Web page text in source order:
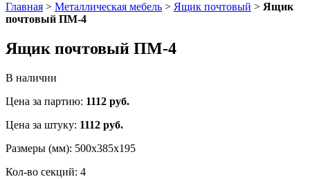
Главная > Металлическая мебель > Ящик почтовый > Ящик
почтовый ПМ-4
Ящик почтовый ПМ-4
В наличии
Цена за партию: 1112 руб.
Цена за штуку: 1112 руб.
Размеры (мм): 500х385х195
Кол-во секций: 4